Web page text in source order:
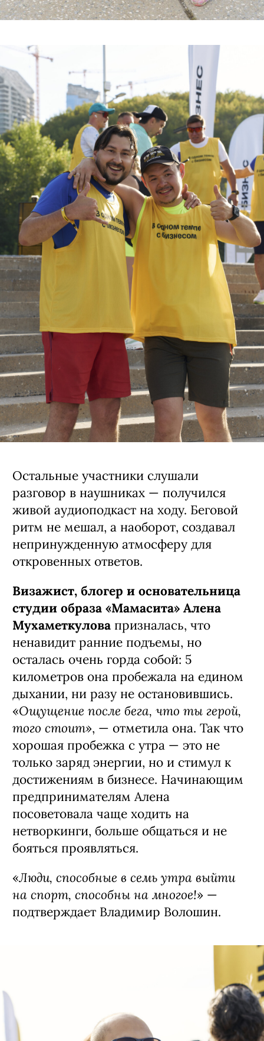
Остальные участники слушали
разговор в наушниках — получился
живой аудиоподкаст на ходу. Беговой
ритм не мешал, а наоборот, создавал
непринужденную атмосферу для
откровенных ответов.
Визажист, блогер и основательница
студии образа «Мамасита» Алена
Мухаметкулова призналась, что
ненавидит ранние подъемы, но
осталась очень горда собой: 5
километров она пробежала на едином
дыхании, ни разу не остановившись.
«Ощущение после бега, что ты герой,
того стоит», — отметила она. Так что
хорошая пробежка с утра — это не
только заряд энергии, но и стимул к
достижениям в бизнесе. Начинающим
предпринимателям Алена
посоветовала чаще ходить на
нетворкинги, больше общаться и не
бояться проявляться.
«Люди, способные в семь утра выйти
на спорт, способны на многое!» —
подтверждает Владимир Волошин.